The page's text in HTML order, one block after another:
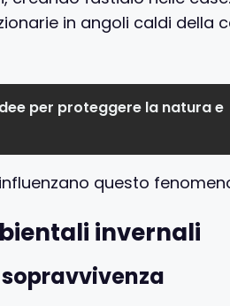
in angoli caldi della
per proteggere la natura e
questo
invernali